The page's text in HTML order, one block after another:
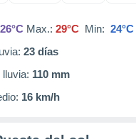
26°C Max.: 29°C Min: 24°C
23 días
110 mm
16 km/h